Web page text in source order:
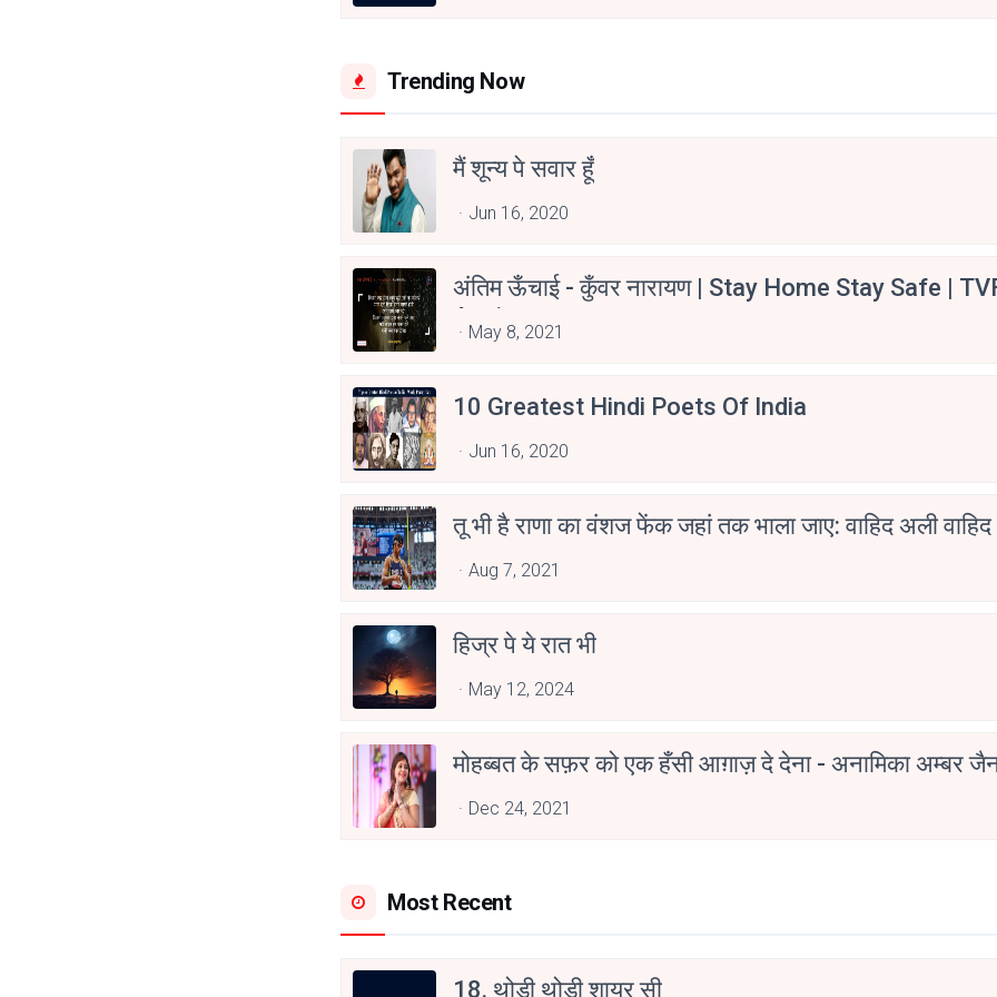
Trending Now
मैं शून्य पे सवार हूँ
Jun 16, 2020
अंतिम ऊँचाई - कुँवर नारायण | Stay Home Stay Safe |
Aspirants
May 8, 2021
10 Greatest Hindi Poets Of India
Jun 16, 2020
तू भी है राणा का वंशज फेंक जहां तक भाला जाए: वाहिद अली वाहिद
Aug 7, 2021
हिज्र पे ये रात भी
May 12, 2024
मोहब्बत के सफ़र को एक हँसी आग़ाज़ दे देना - अनामिका अम्बर
Dec 24, 2021
Most Recent
18. थोड़ी थोड़ी शायर सी